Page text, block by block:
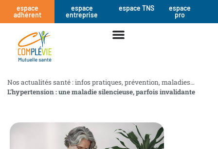
espace
adhérent
espace
entreprise
espace TNS
espace
pro
Nos actualités santé : infos pratiques, prévention, maladies…
L’hypertension : une maladie silencieuse, parfois invalidante